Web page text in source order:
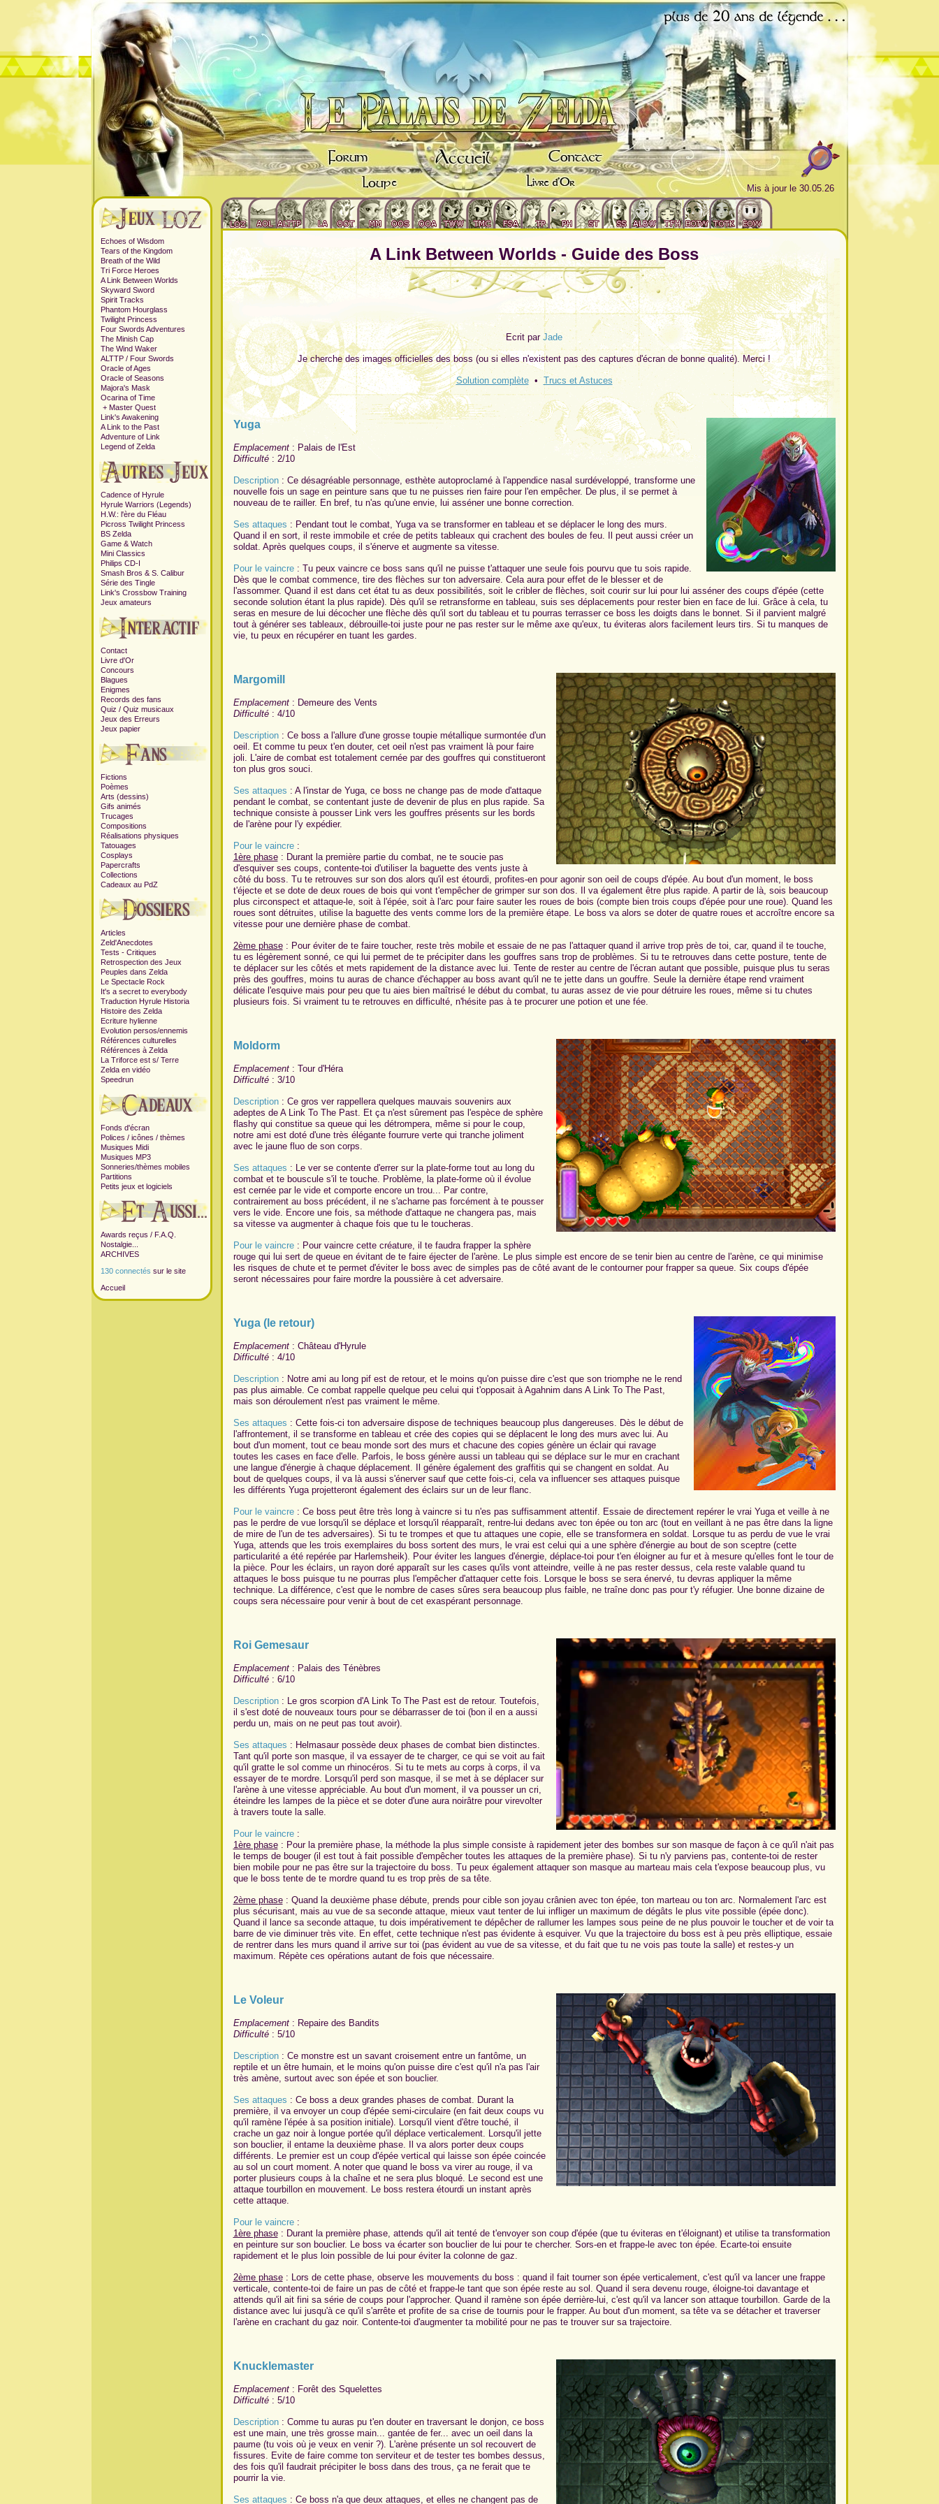
Mis à jour le 30.05.26
Echoes of Wisdom
Tears of the Kingdom
Breath of the Wild
Tri Force Heroes
A Link Between Worlds
Skyward Sword
Spirit Tracks
Phantom Hourglass
Twilight Princess
Four Swords Adventures
The Minish Cap
The Wind Waker
ALTTP / Four Swords
Oracle of Ages
Oracle of Seasons
Majora's Mask
Ocarina of Time
+ Master Quest
Link's Awakening
A Link to the Past
Adventure of Link
Legend of Zelda
Cadence of Hyrule
Hyrule Warriors (Legends)
H.W.: l'ère du Fléau
Picross Twilight Princess
BS Zelda
Game & Watch
Mini Classics
Philips CD-I
Smash Bros & S. Calibur
Série des Tingle
Link's Crossbow Training
Jeux amateurs
Contact
Livre d'Or
Concours
Blagues
Enigmes
Records des fans
Quiz / Quiz musicaux
Jeux des Erreurs
Jeux papier
Fictions
Poèmes
Arts (dessins)
Gifs animés
Trucages
Compositions
Réalisations physiques
Tatouages
Cosplays
Papercrafts
Collections
Cadeaux au PdZ
Articles
Zeld'Anecdotes
Tests - Critiques
Retrospection des Jeux
Peuples dans Zelda
Le Spectacle Rock
It's a secret to everybody
Traduction Hyrule Historia
Histoire des Zelda
Ecriture hylienne
Evolution persos/ennemis
Références culturelles
Références à Zelda
La Triforce est s/ Terre
Zelda en vidéo
Speedrun
Fonds d'écran
Polices / icônes / thèmes
Musiques Midi
Musiques MP3
Sonneries/thèmes mobiles
Partitions
Petits jeux et logiciels
Awards reçus / F.A.Q.
Nostalgie...
ARCHIVES
130 connectés sur le site
Accueil
A Link Between Worlds - Guide des Boss
Ecrit par Jade
Je cherche des images officielles des boss (ou si elles n'existent pas des captures d'écran de bonne qualité). Merci !
Solution complète• Trucs et Astuces
Yuga
Emplacement: Palais de l'Est
Difficulté: 2/10
Description: Ce désagréable personnage, esthète autoproclamé à l'appendice nasal surdéveloppé, transforme une
nouvelle fois un sage en peinture sans que tu ne puisses rien faire pour l'en empêcher. De plus, il se permet à
nouveau de te railler. En bref, tu n'as qu'une envie, lui asséner une bonne correction.
Ses attaques : Pendant tout le combat, Yuga va se transformer en tableau et se déplacer le long des murs.
Quand il en sort, il reste immobile et crée de petits tableaux qui crachent des boules de feu. Il peut aussi créer un
soldat. Après quelques coups, il s'énerve et augmente sa vitesse.
Pour le vaincre: Tu peux vaincre ce boss sans qu'il ne puisse t'attaquer une seule fois pourvu que tu sois rapide.
Dès que le combat commence, tire des flèches sur ton adversaire. Cela aura pour effet de le blesser et de
l'assommer. Quand il est dans cet état tu as deux possibilités, soit le cribler de flèches, soit courir sur lui pour lui asséner des coups d'épée (cette
seconde solution étant la plus rapide). Dès qu'il se retransforme en tableau, suis ses déplacements pour rester bien en face de lui. Grâce à cela, tu
seras en mesure de lui décocher une flèche dès qu'il sort du tableau et tu pourras terrasser ce boss les doigts dans le bonnet. Si il parvient malgré
tout à générer ses tableaux, débrouille-toi juste pour ne pas rester sur le même axe qu'eux, tu éviteras alors facilement leurs tirs. Si tu manques de
vie, tu peux en récupérer en tuant les gardes.
Margomill
Emplacement: Demeure des Vents
Difficulté: 4/10
Description: Ce boss a l'allure d'une grosse toupie métallique surmontée d'un
oeil. Et comme tu peux t'en douter, cet oeil n'est pas vraiment là pour faire
joli. L'aire de combat est totalement cernée par des gouffres qui constitueront
ton plus gros souci.
Ses attaques : A l'instar de Yuga, ce boss ne change pas de mode d'attaque
pendant le combat, se contentant juste de devenir de plus en plus rapide. Sa
technique consiste à pousser Link vers les gouffres présents sur les bords
de l'arène pour l'y expédier.
Pour le vaincre:
1ère phase: Durant la première partie du combat, ne te soucie pas
d'esquiver ses coups, contente-toi d'utiliser la baguette des vents juste à
côté du boss. Tu te retrouves sur son dos alors qu'il est étourdi, profites-en pour agonir son oeil de coups d'épée. Au bout d'un moment, le boss
t'éjecte et se dote de deux roues de bois qui vont t'empêcher de grimper sur son dos. Il va également être plus rapide. A partir de là, sois beaucoup
plus circonspect et attaque-le, soit à l'épée, soit à l'arc pour faire sauter les roues de bois (compte bien trois coups d'épée pour une roue). Quand les
roues sont détruites, utilise la baguette des vents comme lors de la première étape. Le boss va alors se doter de quatre roues et accroître encore sa
vitesse pour une dernière phase de combat.
2ème phase: Pour éviter de te faire toucher, reste très mobile et essaie de ne pas l'attaquer quand il arrive trop près de toi, car, quand il te touche,
tu es légèrement sonné, ce qui lui permet de te précipiter dans les gouffres sans trop de problèmes. Si tu te retrouves dans cette posture, tente de
te déplacer sur les côtés et mets rapidement de la distance avec lui. Tente de rester au centre de l'écran autant que possible, puisque plus tu seras
près des gouffres, moins tu auras de chance d'échapper au boss avant qu'il ne te jette dans un gouffre. Seule la dernière étape rend vraiment
délicate l'esquive mais pour peu que tu aies bien maîtrisé le début du combat, tu auras assez de vie pour détruire les roues, même si tu chutes
plusieurs fois. Si vraiment tu te retrouves en difficulté, n'hésite pas à te procurer une potion et une fée.
Moldorm
Emplacement: Tour d'Héra
Difficulté: 3/10
Description: Ce gros ver rappellera quelques mauvais souvenirs aux
adeptes de A Link To The Past. Et ça n'est sûrement pas l'espèce de sphère
flashy qui constitue sa queue qui les détrompera, même si pour le coup,
notre ami est doté d'une très élégante fourrure verte qui tranche joliment
avec le jaune fluo de son corps.
Ses attaques : Le ver se contente d'errer sur la plate-forme tout au long du
combat et te bouscule s'il te touche. Problème, la plate-forme où il évolue
est cernée par le vide et comporte encore un trou... Par contre,
contrairement au boss précédent, il ne s'acharne pas forcément à te pousser
vers le vide. Encore une fois, sa méthode d'attaque ne changera pas, mais
sa vitesse va augmenter à chaque fois que tu le toucheras.
Pour le vaincre: Pour vaincre cette créature, il te faudra frapper la sphère
rouge qui lui sert de queue en évitant de te faire éjecter de l'arène. Le plus simple est encore de se tenir bien au centre de l'arène, ce qui minimise
les risques de chute et te permet d'éviter le boss avec de simples pas de côté avant de le contourner pour frapper sa queue. Six coups d'épée
seront nécessaires pour faire mordre la poussière à cet adversaire.
Yuga (le retour)
Emplacement: Château d'Hyrule
Difficulté: 4/10
Description: Notre ami au long pif est de retour, et le moins qu'on puisse dire c'est que son triomphe ne le rend
pas plus aimable. Ce combat rappelle quelque peu celui qui t'opposait à Agahnim dans A Link To The Past,
mais son déroulement n'est pas vraiment le même.
Ses attaques : Cette fois-ci ton adversaire dispose de techniques beaucoup plus dangereuses. Dès le début de
l'affrontement, il se transforme en tableau et crée des copies qui se déplacent le long des murs avec lui. Au
bout d'un moment, tout ce beau monde sort des murs et chacune des copies génère un éclair qui ravage
toutes les cases en face d'elle. Parfois, le boss génère aussi un tableau qui se déplace sur le mur en crachant
une langue d'énergie à chaque déplacement. Il génère également des graffitis qui se changent en soldat. Au
bout de quelques coups, il va là aussi s'énerver sauf que cette fois-ci, cela va influencer ses attaques puisque
les différents Yuga projetteront également des éclairs sur un de leur flanc.
Pour le vaincre: Ce boss peut être très long à vaincre si tu n'es pas suffisamment attentif. Essaie de directement repérer le vrai Yuga et veille à ne
pas le perdre de vue lorsqu'il se déplace et lorsqu'il réapparaît, rentre-lui dedans avec ton épée ou ton arc (tout en veillant à ne pas être dans la ligne
de mire de l'un de tes adversaires). Si tu te trompes et que tu attaques une copie, elle se transformera en soldat. Lorsque tu as perdu de vue le vrai
Yuga, attends que les trois exemplaires du boss sortent des murs, le vrai est celui qui a une sphère d'énergie au bout de son sceptre (cette
particularité a été repérée par Harlemsheik). Pour éviter les langues d'énergie, déplace-toi pour t'en éloigner au fur et à mesure qu'elles font le tour de
la pièce. Pour les éclairs, un rayon doré apparaît sur les cases qu'ils vont atteindre, veille à ne pas rester dessus, cela reste valable quand tu
attaques le boss puisque tu ne pourras plus l'empêcher d'attaquer cette fois. Lorsque le boss se sera énervé, tu devras appliquer la même
technique. La différence, c'est que le nombre de cases sûres sera beaucoup plus faible, ne traîne donc pas pour t'y réfugier. Une bonne dizaine de
coups sera nécessaire pour venir à bout de cet exaspérant personnage.
Roi Gemesaur
Emplacement: Palais des Ténèbres
Difficulté: 6/10
Description: Le gros scorpion d'A Link To The Past est de retour. Toutefois,
il s'est doté de nouveaux tours pour se débarrasser de toi (bon il en a aussi
perdu un, mais on ne peut pas tout avoir).
Ses attaques : Helmasaur possède deux phases de combat bien distinctes.
Tant qu'il porte son masque, il va essayer de te charger, ce qui se voit au fait
qu'il gratte le sol comme un rhinocéros. Si tu te mets au corps à corps, il va
essayer de te mordre. Lorsqu'il perd son masque, il se met à se déplacer sur
l'arène à une vitesse appréciable. Au bout d'un moment, il va pousser un cri,
éteindre les lampes de la pièce et se doter d'une aura noirâtre pour virevolter
à travers toute la salle.
Pour le vaincre:
1ère phase: Pour la première phase, la méthode la plus simple consiste à rapidement jeter des bombes sur son masque de façon à ce qu'il n'ait pas
le temps de bouger (il est tout à fait possible d'empêcher toutes les attaques de la première phase). Si tu n'y parviens pas, contente-toi de rester
bien mobile pour ne pas être sur la trajectoire du boss. Tu peux également attaquer son masque au marteau mais cela t'expose beaucoup plus, vu
que le boss tente de te mordre quand tu es trop près de sa tête.
2ème phase: Quand la deuxième phase débute, prends pour cible son joyau crânien avec ton épée, ton marteau ou ton arc. Normalement l'arc est
plus sécurisant, mais au vue de sa seconde attaque, mieux vaut tenter de lui infliger un maximum de dégâts le plus vite possible (épée donc).
Quand il lance sa seconde attaque, tu dois impérativement te dépêcher de rallumer les lampes sous peine de ne plus pouvoir le toucher et de voir ta
barre de vie diminuer très vite. En effet, cette technique n'est pas évidente à esquiver. Vu que la trajectoire du boss est à peu près elliptique, essaie
de rentrer dans les murs quand il arrive sur toi (pas évident au vue de sa vitesse, et du fait que tu ne vois pas toute la salle) et restes-y un
maximum. Répète ces opérations autant de fois que nécessaire.
Le Voleur
Emplacement: Repaire des Bandits
Difficulté: 5/10
Description: Ce monstre est un savant croisement entre un fantôme, un
reptile et un être humain, et le moins qu'on puisse dire c'est qu'il n'a pas l'air
très amène, surtout avec son épée et son bouclier.
Ses attaques : Ce boss a deux grandes phases de combat. Durant la
première, il va envoyer un coup d'épée semi-circulaire (en fait deux coups vu
qu'il ramène l'épée à sa position initiale). Lorsqu'il vient d'être touché, il
crache un gaz noir à longue portée qu'il déplace verticalement. Lorsqu'il jette
son bouclier, il entame la deuxième phase. Il va alors porter deux coups
différents. Le premier est un coup d'épée vertical qui laisse son épée coincée
au sol un court moment. A noter que quand le boss va virer au rouge, il va
porter plusieurs coups à la chaîne et ne sera plus bloqué. Le second est une
attaque tourbillon en mouvement. Le boss restera étourdi un instant après
cette attaque.
Pour le vaincre:
1ère phase: Durant la première phase, attends qu'il ait tenté de t'envoyer son coup d'épée (que tu éviteras en t'éloignant) et utilise ta transformation
en peinture sur son bouclier. Le boss va écarter son bouclier de lui pour te chercher. Sors-en et frappe-le avec ton épée. Ecarte-toi ensuite
rapidement et le plus loin possible de lui pour éviter la colonne de gaz.
2ème phase: Lors de cette phase, observe les mouvements du boss : quand il fait tourner son épée verticalement, c'est qu'il va lancer une frappe
verticale, contente-toi de faire un pas de côté et frappe-le tant que son épée reste au sol. Quand il sera devenu rouge, éloigne-toi davantage et
attends qu'il ait fini sa série de coups pour l'approcher. Quand il ramène son épée derrière-lui, c'est qu'il va lancer son attaque tourbillon. Garde de la
distance avec lui jusqu'à ce qu'il s'arrête et profite de sa crise de tournis pour le frapper. Au bout d'un moment, sa tête va se détacher et traverser
l'arène en crachant du gaz noir. Contente-toi d'augmenter ta mobilité pour ne pas te trouver sur sa trajectoire.
Knucklemaster
Emplacement: Forêt des Squelettes
Difficulté: 5/10
Description: Comme tu auras pu t'en douter en traversant le donjon, ce boss
est une main, une très grosse main... gantée de fer... avec un oeil dans la
paume (tu vois où je veux en venir ?). L'arène présente un sol recouvert de
fissures. Evite de faire comme ton serviteur et de tester tes bombes dessus,
des fois qu'il faudrait précipiter le boss dans des trous, ça ne ferait que te
pourrir la vie.
Ses attaques : Ce boss n'a que deux attaques, et elles ne changent pas de